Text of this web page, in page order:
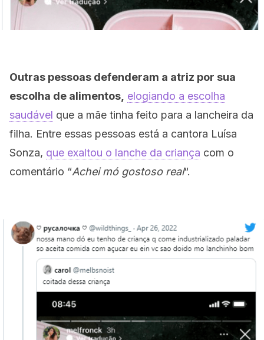
Outras pessoas defenderam a atriz por sua
escolha de alimentos, elogiando a escolha
saudável que a mãe tinha feito para a lancheira da
filha. Entre essas pessoas está a cantora Luísa
Sonza, que exaltou o lanche da criança com o
comentário “Achei mó gostoso real“.